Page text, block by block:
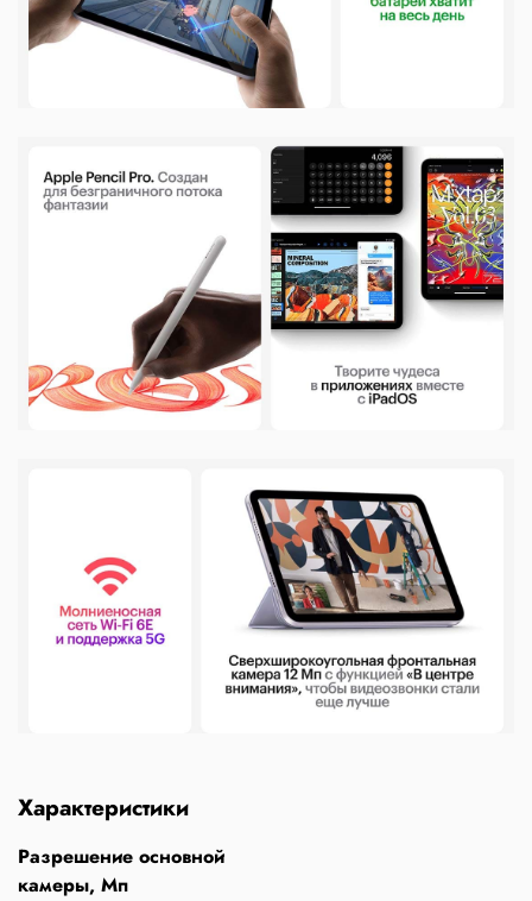
Характеристики
Разрешение основной
камеры, Мп